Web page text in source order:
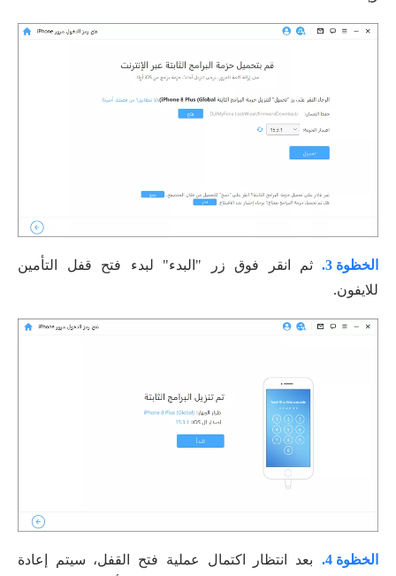
الخظوة 3.
ثم انقر فوق زر "البدء" لبدء فتح قفل التأمين
للايفون.
الخظوة 4.
بعد انتظار اكتمال عملية فتح القفل، سيتم إعادة